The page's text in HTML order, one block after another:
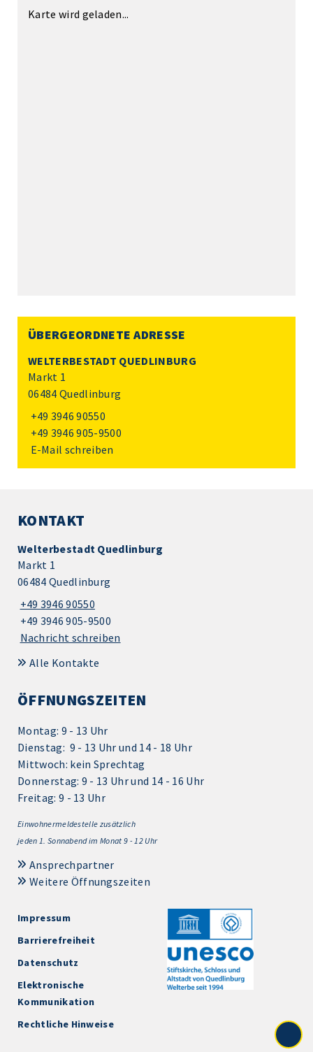
Karte wird geladen...
ÜBERGEORDNETE ADRESSE
WELTERBESTADT QUEDLINBURG
Markt 1
06484 Quedlinburg
+49 3946 90550
+49 3946 905-9500
E-Mail schreiben
KONTAKT
Welterbestadt Quedlinburg
Markt 1
06484 Quedlinburg
+49 3946 90550
+49 3946 905-9500
Nachricht schreiben
Alle Kontakte
ÖFFNUNGSZEITEN
Montag: 9 - 13 Uhr
Dienstag: 9 - 13 Uhr und 14 - 18 Uhr
Mittwoch: kein Sprechtag
Donnerstag: 9 - 13 Uhr und 14 - 16 Uhr
Freitag: 9 - 13 Uhr
Einwohnermeldestelle zusätzlich
jeden 1. Sonnabend im Monat 9 - 12 Uhr
Ansprechpartner
Weitere Öffnungszeiten
Impressum
Barrierefreiheit
Datenschutz
Elektronische
Kommunikation
Rechtliche Hinweise